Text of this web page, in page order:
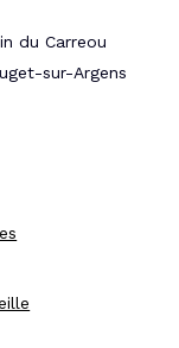
du Carreou
sur-Argens